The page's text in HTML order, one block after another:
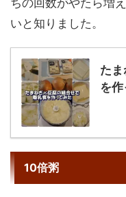
いと知りました。
た
を
10倍粥